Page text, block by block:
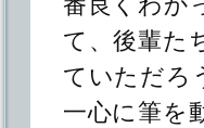
て、後輩た
ていただろ
一心に筆を